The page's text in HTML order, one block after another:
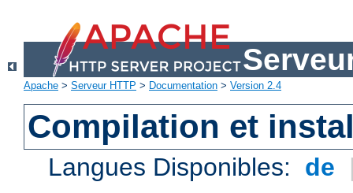
Apache > Serveur HTTP > Documentation > Version 2.4
Compilation et
Langues Disponibles: de